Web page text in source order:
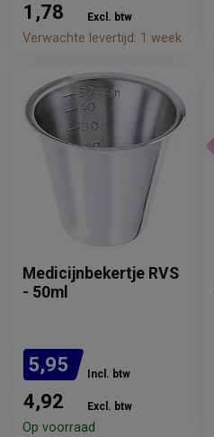
1,78 Excl. btw
Verwachte levertijd: 1 week
Medicijnbekertje RVS
- 50ml
5,95 Incl. btw
4,92 Excl. btw
Op voorraad